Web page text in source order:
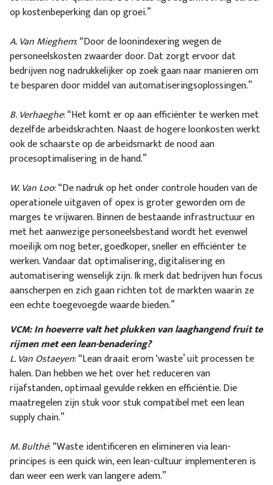
op kostenbeperking dan op groei.”
A. Van Mieghem: “Door de loonindexering wegen de
personeelskosten zwaarder door. Dat zorgt ervoor dat
bedrijven nog nadrukkelijker op zoek gaan naar manieren om
te besparen door middel van automatiseringsoplossingen.”
B. Verhaeghe: “Het komt er op aan efficiënter te werken met
dezelfde arbeidskrachten. Naast de hogere loonkosten werkt
ook de schaarste op de arbeidsmarkt de nood aan
procesoptimalisering in de hand.”
W. Van Loo: “De nadruk op het onder controle houden van de
operationele uitgaven of opex is groter geworden om de
marges te vrijwaren. Binnen de bestaande infrastructuur en
met het aanwezige personeelsbestand wordt het evenwel
moeilijk om nog beter, goedkoper, sneller en efficiënter te
werken. Vandaar dat optimalisering, digitalisering en
automatisering wenselijk zijn. Ik merk dat bedrijven hun focus
aanscherpen en zich gaan richten tot de markten waarin ze
een echte toegevoegde waarde bieden.”
VCM: In hoeverre valt het plukken van laaghangend fruit te
rijmen met een lean-benadering?
L. Van Ostaeyen: “Lean draait erom ‘waste’ uit processen te
halen. Dan hebben we het over het reduceren van
rijafstanden, optimaal gevulde rekken en efficiëntie. Die
maatregelen zijn stuk voor stuk compatibel met een lean
supply chain.”
M. Bulthé: “Waste identificeren en elimineren via lean-
principes is een quick win, een lean-cultuur implementeren is
dan weer een werk van langere adem.”